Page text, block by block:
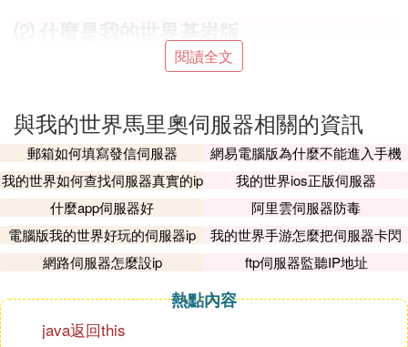
⑵ 什麼是我的世界基岩版
《我的世界 基岩版》 是NS平台游戲。《我的世界 基
以及所有的 DLC，並且支持與 Xbox One、安卓設備
跨平台聯機。同時，它還將支持9月推出的 Nintendo
Switch Online，以及 Xbox Live 的成就與分數。
基岩版添加新的游戲內商城，玩家可使用游戲內貨幣
「MINECOINS」購買一些社區創建內容，包括皮
膚、世界、材質等。玩家還可通過在線社區運行伺服
器來進行新的迷你游戲與游戲模式。
拓展資料：
我餓世界簡介：
閱讀全文
與我的世界馬里奧伺服器相關的資訊
郵箱如何填寫發信伺服器
網易電腦版為什麼不能進入手機
伺服器
我的世界如何查找伺服器真實的ip
我的世界ios正版伺服器
什麼app伺服器好
阿里雲伺服器防毒
電腦版我的世界好玩的伺服器ip
我的世界手游怎麼把伺服器卡閃
退
網路伺服器怎麼設ip ftp伺服器監聽IP地址
熱點內容
java返回this